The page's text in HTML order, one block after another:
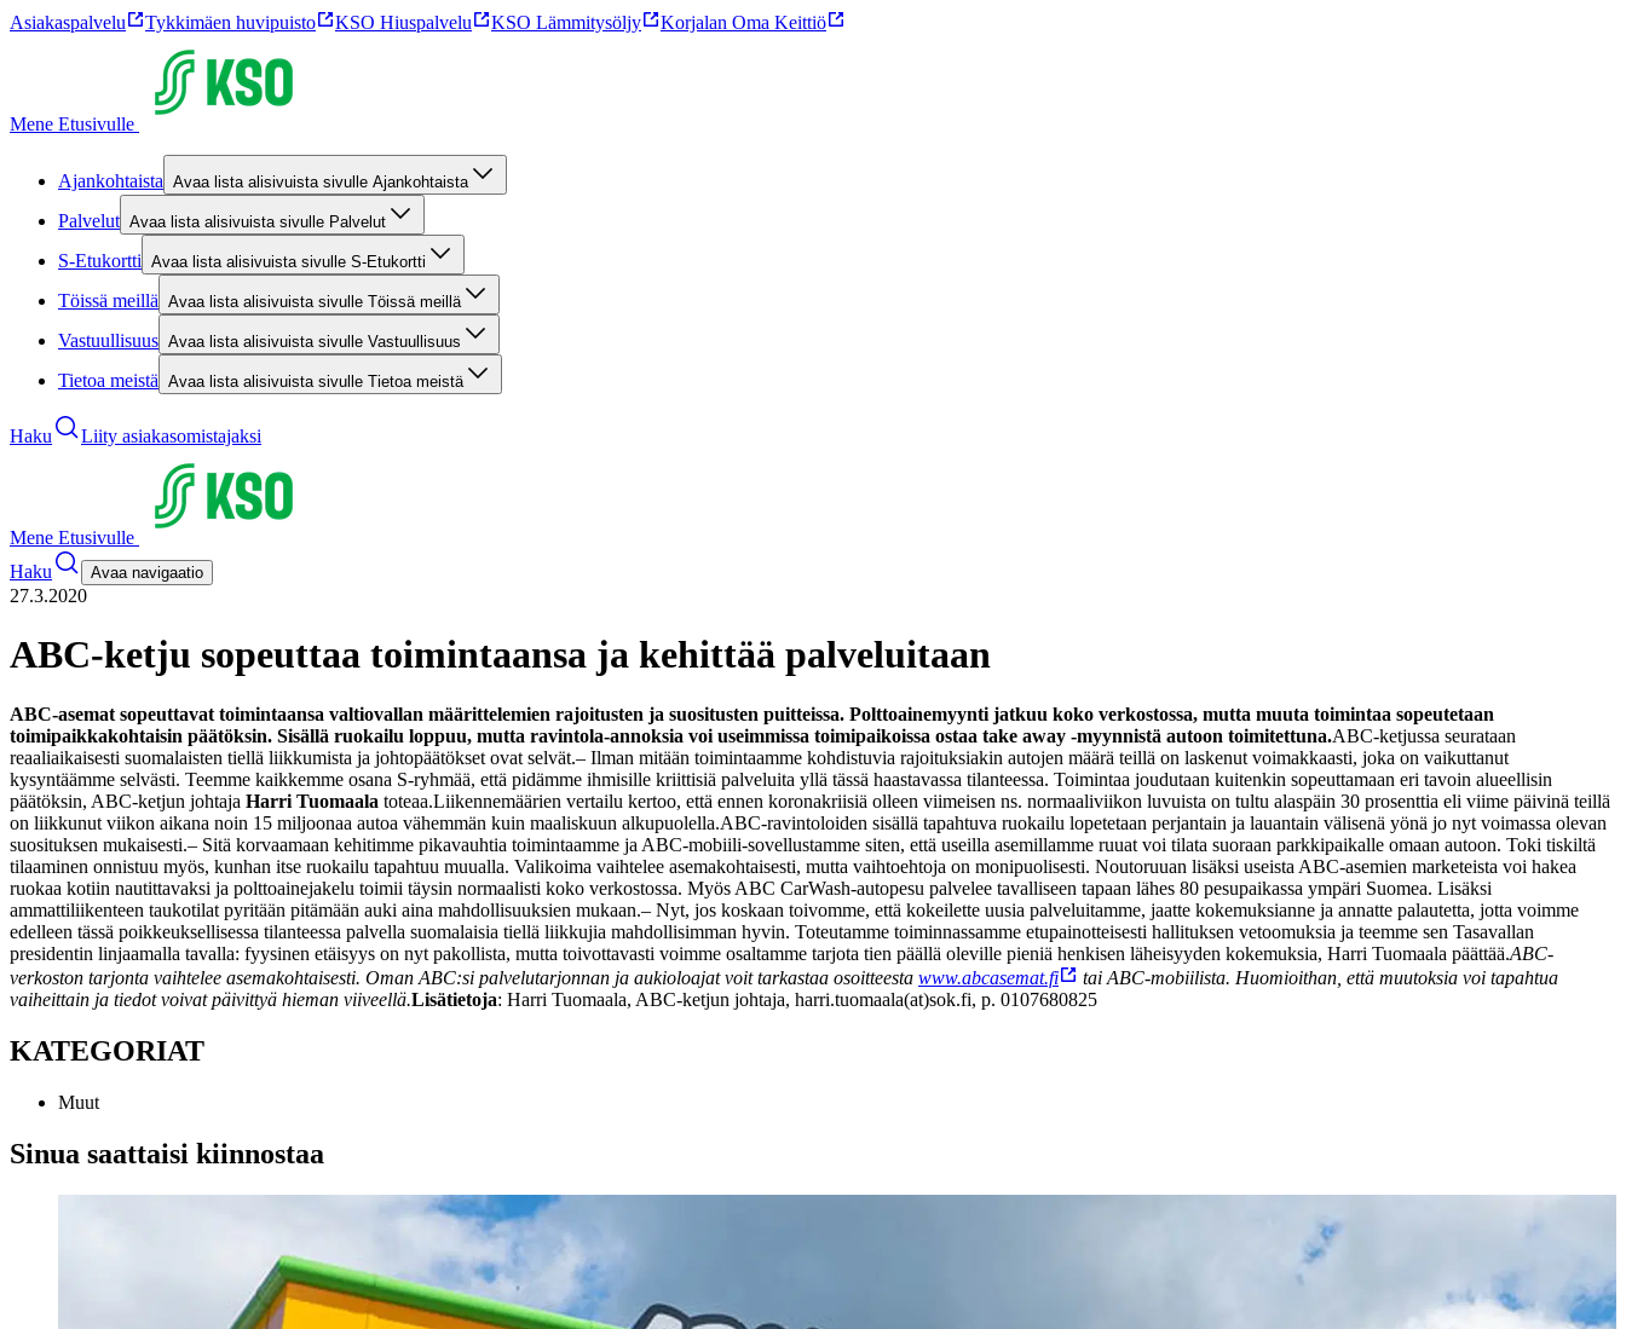
Asiakaspalvelu Tykkimäen huvipuisto KSO Hiuspalvelu KSO Lämmitysöljy Korjalan Oma Keittiö
Mene Etusivulle
Ajankohtaista Avaa lista alisivuista sivulle Ajankohtaista
Palvelut Avaa lista alisivuista sivulle Palvelut
S-Etukortti Avaa lista alisivuista sivulle S-Etukortti
Töissä meillä Avaa lista alisivuista sivulle Töissä meillä
Vastuullisuus Avaa lista alisivuista sivulle Vastuullisuus
Tietoa meistä Avaa lista alisivuista sivulle Tietoa meistä
Haku Liity asiakasomistajaksi
Mene Etusivulle
Haku
Avaa navigaatio
27.3.2020
ABC-ketju sopeuttaa toimintaansa ja kehittää palveluitaan
ABC-asemat sopeuttavat toimintaansa valtiovallan määrittelemien rajoitusten ja suositusten puitteissa. Polttoainemyynti jatkuu koko verkostossa, mutta muuta toimintaa sopeutetaan
toimipaikkakohtaisin päätöksin. Sisällä ruokailu loppuu, mutta ravintola-annoksia voi useimmissa toimipaikoissa ostaa take away -myynnistä autoon toimitettuna.ABC-ketjussa seurataan
reaaliaikaisesti suomalaisten tiellä liikkumista ja johtopäätökset ovat selvät.– Ilman mitään toimintaamme kohdistuvia rajoituksiakin autojen määrä teillä on laskenut voimakkaasti, joka on vaikuttanut
kysyntäämme selvästi. Teemme kaikkemme osana S-ryhmää, että pidämme ihmisille kriittisiä palveluita yllä tässä haastavassa tilanteessa. Toimintaa joudutaan kuitenkin sopeuttamaan eri tavoin alueellisin
päätöksin, ABC-ketjun johtaja Harri Tuomaala toteaa.Liikennemäärien vertailu kertoo, että ennen koronakriisiä olleen viimeisen ns. normaaliviikon luvuista on tultu alaspäin 30 prosenttia eli viime päivinä teillä
on liikkunut viikon aikana noin 15 miljoonaa autoa vähemmän kuin maaliskuun alkupuolella.ABC-ravintoloiden sisällä tapahtuva ruokailu lopetetaan perjantain ja lauantain välisenä yönä jo nyt voimassa olevan
suosituksen mukaisesti.– Sitä korvaamaan kehitimme pikavauhtia toimintaamme ja ABC-mobiili-sovellustamme siten, että useilla asemillamme ruuat voi tilata suoraan parkkipaikalle omaan autoon. Toki tiskiltä
tilaaminen onnistuu myös, kunhan itse ruokailu tapahtuu muualla. Valikoima vaihtelee asemakohtaisesti, mutta vaihtoehtoja on monipuolisesti. Noutoruuan lisäksi useista ABC-asemien marketeista voi hakea
ruokaa kotiin nautittavaksi ja polttoainejakelu toimii täysin normaalisti koko verkostossa. Myös ABC CarWash-autopesu palvelee tavalliseen tapaan lähes 80 pesupaikassa ympäri Suomea. Lisäksi
ammattiliikenteen taukotilat pyritään pitämään auki aina mahdollisuuksien mukaan.– Nyt, jos koskaan toivomme, että kokeilette uusia palveluitamme, jaatte kokemuksianne ja annatte palautetta, jotta voimme
edelleen tässä poikkeuksellisessa tilanteessa palvella suomalaisia tiellä liikkujia mahdollisimman hyvin. Toteutamme toiminnassamme etupainotteisesti hallituksen vetoomuksia ja teemme sen Tasavallan
presidentin linjaamalla tavalla: fyysinen etäisyys on nyt pakollista, mutta toivottavasti voimme osaltamme tarjota tien päällä oleville pieniä henkisen läheisyyden kokemuksia, Harri Tuomaala päättää.ABC-
verkoston tarjonta vaihtelee asemakohtaisesti. Oman ABC:si palvelutarjonnan ja aukioloajat voit tarkastaa osoitteesta www.abcasemat.fi
tai ABC-mobiilista. Huomioithan, että muutoksia voi tapahtua
vaiheittain ja tiedot voivat päivittyä hieman viiveellä.Lisätietoja: Harri Tuomaala, ABC-ketjun johtaja, harri.tuomaala(at)sok.fi, p. 0107680825
KATEGORIAT
Muut
Sinua saattaisi kiinnostaa